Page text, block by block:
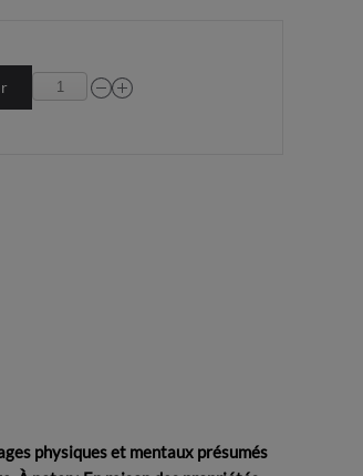
physiques et mentaux présumés